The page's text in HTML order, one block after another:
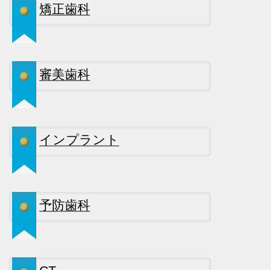
矯正歯科
審美歯科
インプラント
予防歯科